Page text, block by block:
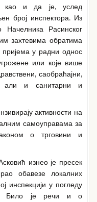
као и да је, услед
број инспектора. Из
Начелника Расинског
захтевима обратима
у радни однос
или које више
саобраћајни,
али и санитарни и
активности на
самоуправама за
о трговини и
изнео је пресек
обавезе локалних
инспекцији у погледу
Било је речи и о